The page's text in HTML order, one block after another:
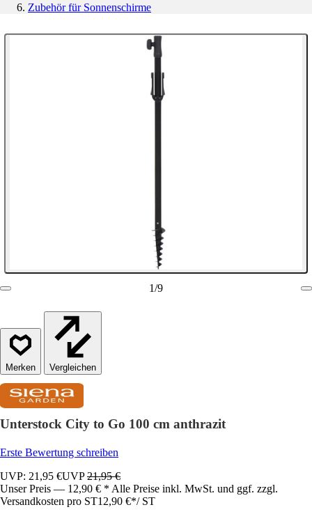
Zubehör für Sonnenschirme
1/9
Vergleichen
Unterstock City to Go 100 cm anthrazit
Erste Bewertung schreiben
UVP: 21,95 €UVP21,95 €
Unser Preis — 12,90 € * Alle Preise inkl. MwSt. und ggf. zzgl.
Versandkosten pro ST12,90 €*/ ST